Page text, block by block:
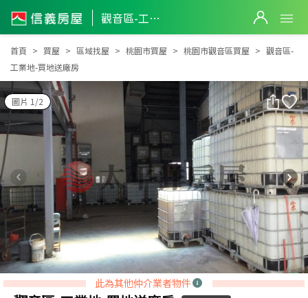
觀音區-工業地-買地送廠房
觀音區-工業地-買地送廠房
首頁 買屋 區域找屋 桃園市買屋 桃園市觀音區買屋
觀音區-
工業地-買地送廠房
圖片 1/2
此為其他仲介業者物件